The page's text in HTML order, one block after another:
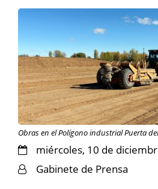
Obras en el Polígono industrial Puerta
miércoles, 10 de
Gabinete de Prensa